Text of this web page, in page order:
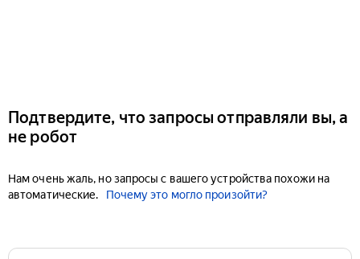
Подтвердите, что запросы отправляли вы, а
не робот
Нам очень жаль, но запросы с вашего устройства похожи на
автоматические.
Почему это могло произойти?